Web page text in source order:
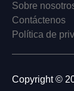
Sobre
Contáctenos
Política de
Copyright ©